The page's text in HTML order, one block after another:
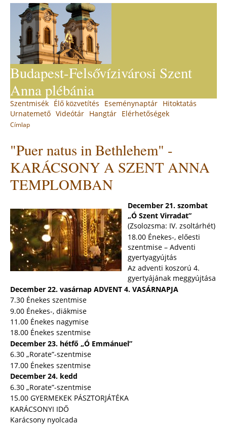
navigation
Budapest-Felsővízivárosi Szent
Anna plébánia
are
here
Címlap
to
top
"Puer natus in Bethlehem" -
KARÁCSONY A SZENT ANNA
TEMPLOMBAN
December 21. szombat
„Ó Szent Virradat”
(Zsolozsma: IV. zsoltárhét)
18.00 Énekes-, előesti
szentmise – Adventi
gyertyagyújtás
Az adventi koszorú 4.
gyertyájának meggyújtása
December 22. vasárnap ADVENT 4. VASÁRNAPJA
7.30 Énekes szentmise
9.00 Énekes-, diákmise
11.00 Énekes nagymise
18.00 Énekes szentmise
December 23. hétfő „Ó Emmánuel”
6.30 „Rorate”-szentmise
17.00 Énekes szentmise
December 24. kedd
6.30 „Rorate”-szentmise
15.00 GYERMEKEK PÁSZTORJÁTÉKA
KARÁCSONYI IDŐ
Karácsony nyolcada
Back
to
top
Main
menu
Szentmisék Élő közvetítés Eseménynaptár Hitoktatás
Urnatemető Videótár Hangtár Elérhetőségek